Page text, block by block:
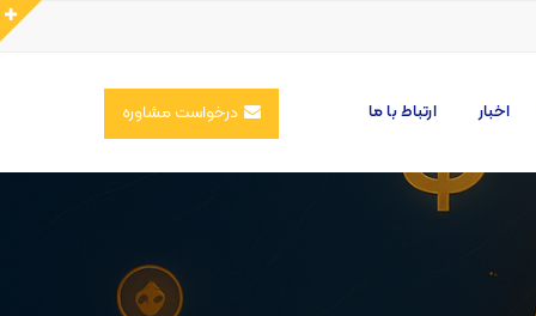
اخبار ارتباط با ما درخواست مشاوره